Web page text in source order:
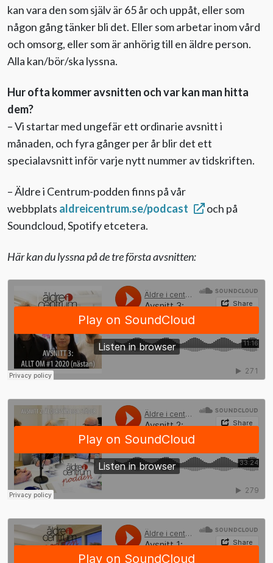
kan vara den som själv är 65 år och uppåt, eller som
någon gång tänker bli det. Eller som arbetar inom vård
och omsorg, eller som är anhörig till en äldre person.
Alla kan/bör/ska lyssna.
Hur ofta kommer avsnitten och var kan man hitta
dem?
– Vi startar med ungefär ett ordinarie avsnitt i
månaden, och fyra gånger per år blir det ett
specialavsnitt inför varje nytt nummer av tidskriften.
– Äldre i Centrum-podden finns på vår
webbplats aldreicentrum.se/podcast
och på
Soundcloud, Spotify etcetera.
Här kan du lyssna på de tre första avsnitten: